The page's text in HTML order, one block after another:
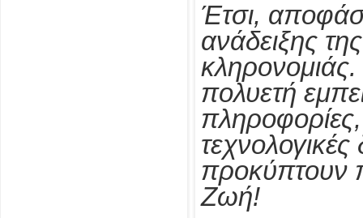
Έτσι,
ανάδειξης
πολυετή
πληροφορίες,
προκύπτουν
Ζωή!